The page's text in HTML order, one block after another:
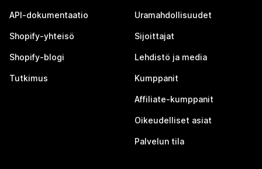
API-dokumentaatio
Shopify-yhteisö
Shopify-blogi
Tutkimus
Uramahdollisuudet
Sijoittajat
Lehdistö ja media
Kumppanit
Affiliate-kumppanit
Oikeudelliset asiat
Palvelun tila